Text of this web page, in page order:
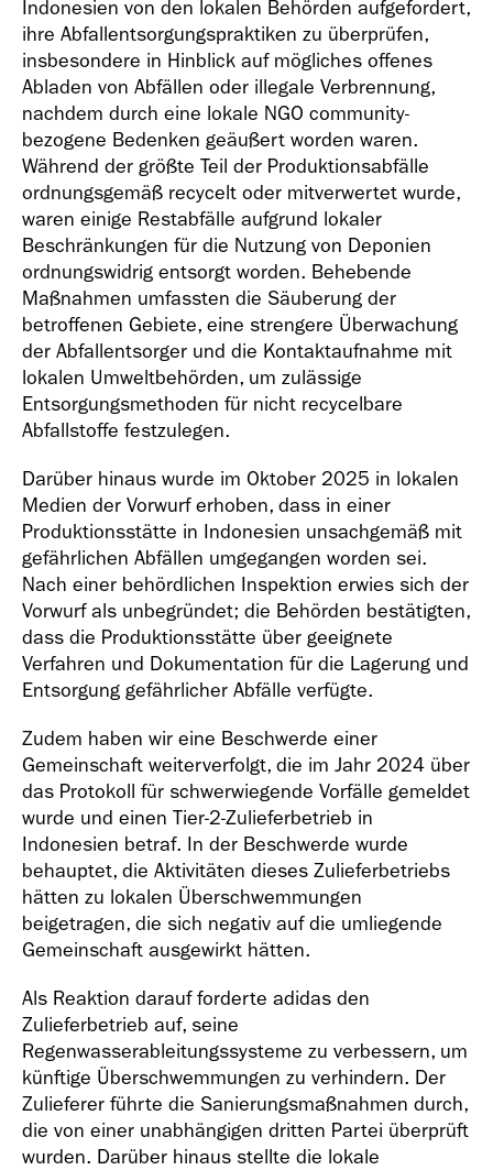
Indonesien von den lokalen Behörden aufgefordert,
ihre Abfallentsorgungspraktiken zu überprüfen,
insbesondere in Hinblick auf mögliches offenes
Abladen von Abfällen oder illegale Verbrennung,
nachdem durch eine lokale NGO community-
bezogene Bedenken geäußert worden waren.
Während der größte Teil der Produktionsabfälle
ordnungsgemäß recycelt oder mitverwertet wurde,
waren einige Restabfälle aufgrund lokaler
Beschränkungen für die Nutzung von Deponien
ordnungswidrig entsorgt worden. Behebende
Maßnahmen umfassten die Säuberung der
betroffenen Gebiete, eine strengere Überwachung
der Abfallentsorger und die Kontaktaufnahme mit
lokalen Umweltbehörden, um zulässige
Entsorgungsmethoden für nicht recycelbare
Abfallstoffe festzulegen.
Darüber hinaus wurde im Oktober 2025 in lokalen
Medien der Vorwurf erhoben, dass in einer
Produktionsstätte in Indonesien unsachgemäß mit
gefährlichen Abfällen umgegangen worden sei.
Nach einer behördlichen Inspektion erwies sich der
Vorwurf als unbegründet; die Behörden bestätigten,
dass die Produktionsstätte über geeignete
Verfahren und Dokumentation für die Lagerung und
Entsorgung gefährlicher Abfälle verfügte.
Zudem haben wir eine Beschwerde einer
Gemeinschaft weiterverfolgt, die im Jahr 2024 über
das Protokoll für schwerwiegende Vorfälle gemeldet
wurde und einen Tier-2-Zulieferbetrieb in
Indonesien betraf. In der Beschwerde wurde
behauptet, die Aktivitäten dieses Zulieferbetriebs
hätten zu lokalen Überschwemmungen
beigetragen, die sich negativ auf die umliegende
Gemeinschaft ausgewirkt hätten.
Als Reaktion darauf forderte adidas den
Zulieferbetrieb auf, seine
Regenwasserableitungssysteme zu verbessern, um
künftige Überschwemmungen zu verhindern. Der
Zulieferer führte die Sanierungsmaßnahmen durch,
die von einer unabhängigen dritten Partei überprüft
wurden. Darüber hinaus stellte die lokale